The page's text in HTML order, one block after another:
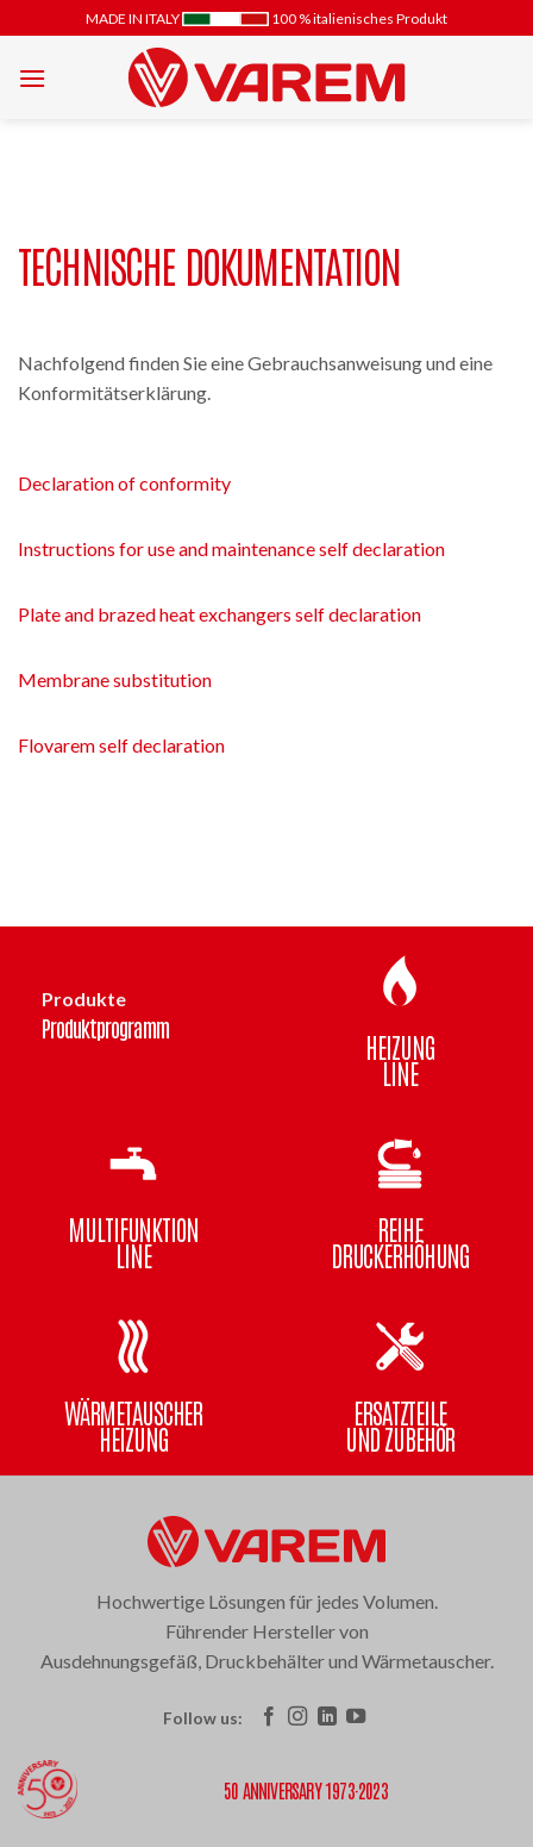
Inhalt
springen
MADE IN ITALY 100 % italienisches Produkt
TECHNISCHE DOKUMENTATION
Nachfolgend finden Sie eine Gebrauchsanweisung und eine
Konformitätserklärung.
Declaration of conformity
Instructions for use and maintenance self declaration
Plate and brazed heat exchangers self declaration
Membrane substitution
Flovarem self declaration
Produkte
Produktprogramm
HEIZUNG
LINE
MULTIFUNKTION
LINE
REIHE
DRUCKERHÖHUNG
WÄRMETAUSCHER
HEIZUNG
ERSATZTEILE
UND ZUBEHÖR
Hochwertige Lösungen für jedes Volumen.
Führender Hersteller von
Ausdehnungsgefäß, Druckbehälter und Wärmetauscher.
Follow us:
50 ANNIVERSARY 1973·2023